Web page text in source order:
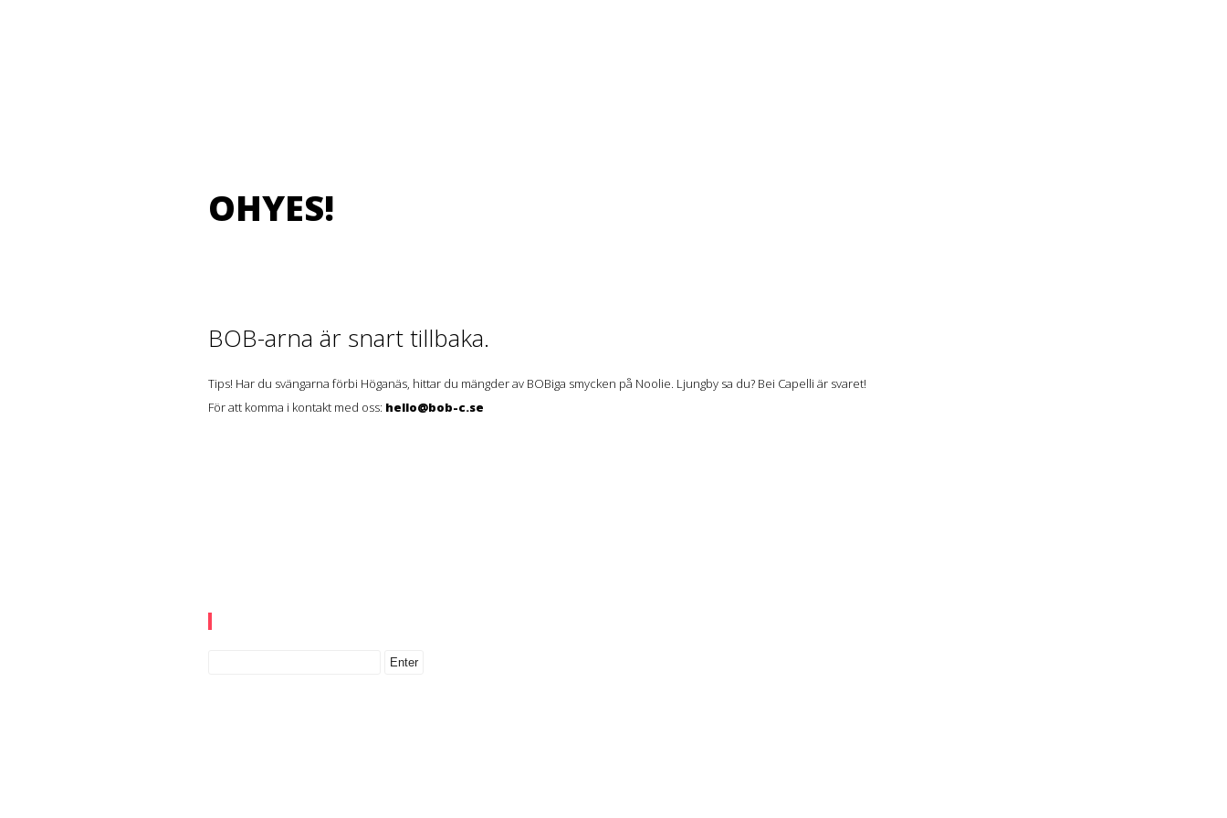
OHYES!
BOB-arna är snart tillbaka.
Tips! Har du svängarna förbi Höganäs, hittar du mängder av BOBiga smycken på Noolie. Ljungby sa du? Bei Capelli är svaret!
För att komma i kontakt med oss: hello@bob-c.se